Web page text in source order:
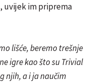
uvijek im priprema
lišće, beremo trešnje
igre kao što su Trivial
njih, a i ja naučim